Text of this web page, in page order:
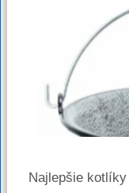
Najlepšie